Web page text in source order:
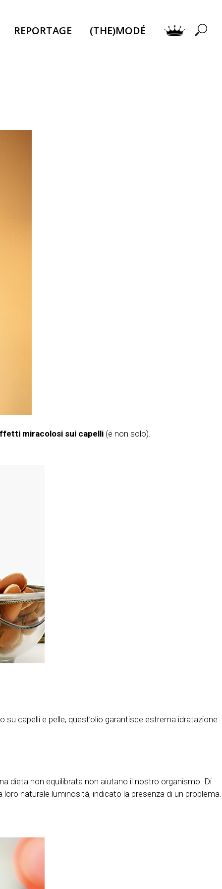
REPORTAGE (THE)MODÉ
miracolosi sui capelli (e non solo).
capelli e pelle, quest’olio garantisce estrema idratazione
dieta non equilibrata non aiutano il nostro organismo. Di
naturale luminosità, indicato la presenza di un problema.